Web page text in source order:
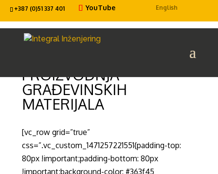
+387 (0)51 337 401 YouTube English
PROIZVODNJA
GRAĐEVINSKIH
MATERIJALA
[vc_row grid=”true”
css=”.vc_custom_1471257221551{padding-top:
80px !important;padding-bottom: 80px
!important;background-color: #363f45